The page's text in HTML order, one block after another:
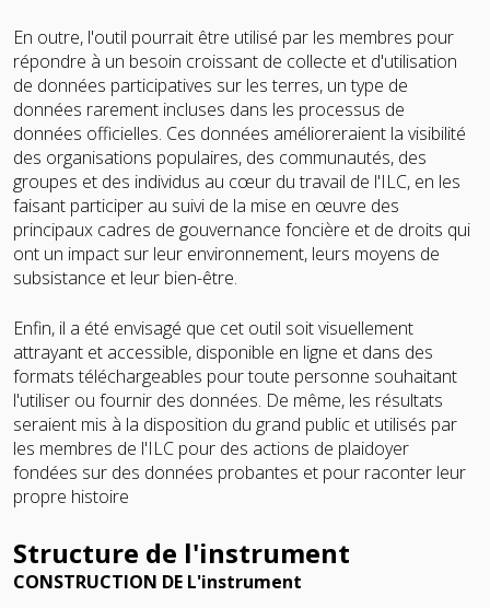
En outre, l'outil pourrait être utilisé par les membres pour
répondre à un besoin croissant de collecte et d'utilisation
de données participatives sur les terres, un type de
données rarement incluses dans les processus de
données officielles. Ces données amélioreraient la visibilité
des organisations populaires, des communautés, des
groupes et des individus au cœur du travail de l'ILC, en les
faisant participer au suivi de la mise en œuvre des
principaux cadres de gouvernance foncière et de droits qui
ont un impact sur leur environnement, leurs moyens de
subsistance et leur bien-être.
Enfin, il a été envisagé que cet outil soit visuellement
attrayant et accessible, disponible en ligne et dans des
formats téléchargeables pour toute personne souhaitant
l'utiliser ou fournir des données. De même, les résultats
seraient mis à la disposition du grand public et utilisés par
les membres de l'ILC pour des actions de plaidoyer
fondées sur des données probantes et pour raconter leur
propre histoire
Structure de l'instrument
CONSTRUCTION DE L'instrument